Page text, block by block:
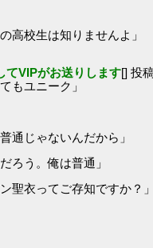
高校生は知りませんよ」
てVIPがお送りします[] 投
もユニーク」
通じゃないんだから」
ろう。俺は普通」
聖衣ってご存知ですか？」